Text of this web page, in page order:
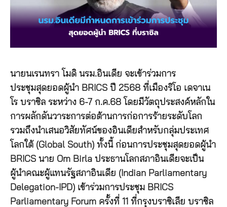
นายนเรนทรา โมดิ นรม.อินเดีย จะเข้าร่วมการ
ประชุมสุดยอดผู้นำ BRICS ปี 2568 ที่เมืองริโอ เดจาเน
โร บราซิล ระหว่าง 6-7 ก.ค.68 โดยมีวัตถุประสงค์หลักใน
การผลักดันวาระการต่อต้านการก่อการร้ายระดับโลก
รวมถึงนำเสนอวิสัยทัศน์ของอินเดียสำหรับกลุ่มประเทศ
โลกใต้ (Global South) ทั้งนี้ ก่อนการประชุมสุดยอดผู้นำ
BRICS นาย Om Birla ประธานโลกสภาอินเดียจะเป็น
ผู้นำคณะผู้แทนรัฐสภาอินเดีย (Indian Parliamentary
Delegation-IPD) เข้าร่วมการประชุม BRICS
Parliamentary Forum ครั้งที่ 11 ที่กรุงบราซิเลีย บราซิล